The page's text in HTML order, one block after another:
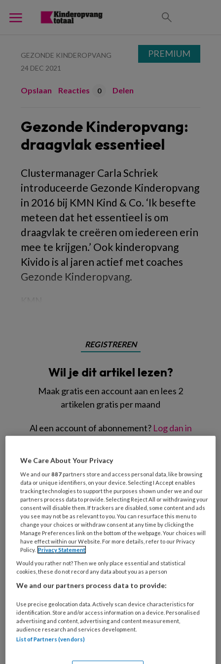
GEZONDE KINDEROPVANG
24 DEC 2021
Opslaan Reacties 0 Delen
Gezonde Kinderopvang:
draagvlak essentieel
Clustermanager Carla Schriek
introduceerde Gezonde Kinderopvang
in 2016 bij KMN Kind & Co. ‘Ik besefte
meteen dat het essentieel is om
draagvlak te creëren om iedereen erin
mee te krijgen.’ Ook kinderopvang
Kivido is al jaren actief met coaches
Gezonde Kinderopvang.
REGISTREREN
Wil je dit artikel lezen?
Maak gratis een account aan en lees 2
artikelen gratis per maand
Al een account of abonnement? Log dan in
Wat
je
e-
mailadres?
* *
Kies
je
wachtwoord* *
Kies
je
functie
Bij
welke
werk
je?
Untitled
Ontvang 2x per week de
KinderopvangTotaal nieuwsbrief
PREMIUM
We Care About Your Privacy
We and our887 partners store and access personal data, like browsing
data or unique identifiers, on your device. Selecting I Accept enables
tracking technologies to support the purposes shown under we and our
partners process data to provide. Selecting Reject All or withdrawing your
consent will disable them. If trackers are disabled, some content and ads
you see may not be as relevant to you. You can resurface this menu to
change your choices or withdraw consent at any time by clicking the
Manage Preferences link on the bottom of the webpage. Your choices will
have effect within our Website. For more details, refer to our Privacy
Policy. Privacy Statement
Would you rather not? Then we only place essential and statistical
cookies, these do not record any data about you as a person
We and our partners process data to provide:
Use precise geolocation data. Actively scan device characteristics for
identification. Store and/or access information on a device. Personalised
advertising and content, advertising and content measurement,
audience research and services development.
List of Partners (vendors)